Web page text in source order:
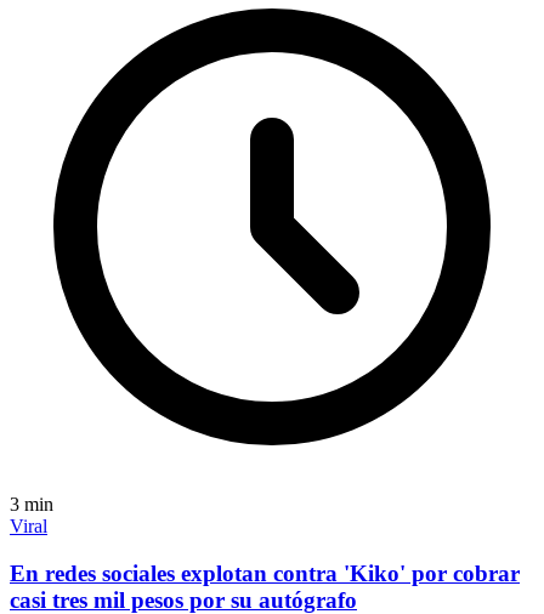
3 min
Viral
En redes sociales explotan contra 'Kiko' por cobrar
casi tres mil pesos por su autógrafo